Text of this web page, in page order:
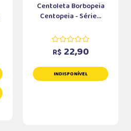
Centoleta Borbopeia
Centopeia - Série...
R$ 22,90
INDISPONÍVEL